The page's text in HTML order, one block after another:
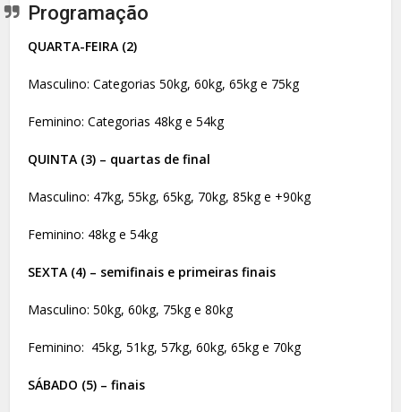
Programação
QUARTA-FEIRA (2)
Masculino: Categorias 50kg, 60kg, 65kg e 75kg
Feminino: Categorias 48kg e 54kg
QUINTA (3) – quartas de final
Masculino: 47kg, 55kg, 65kg, 70kg, 85kg e +90kg
Feminino: 48kg e 54kg
SEXTA (4) – semifinais e primeiras finais
Masculino: 50kg, 60kg, 75kg e 80kg
Feminino: 45kg, 51kg, 57kg, 60kg, 65kg e 70kg
SÁBADO (5) – finais